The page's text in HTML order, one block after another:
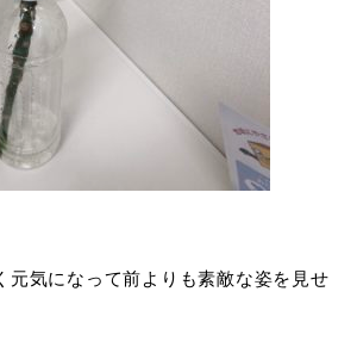
元気になって前よりも素敵な姿を見せ